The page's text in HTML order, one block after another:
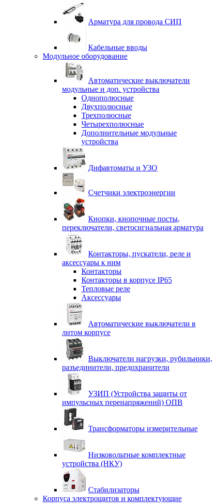
Арматура для провода СИП
Кабельные вводы
Модульное оборудование
Автоматические выключатели
модульные и доп. устройства
Однополюсные
Двухполюсные
Трехполюсные
Четырехполюсные
Дополнительные модульные
устройства
Дифавтоматы и УЗО
Счетчики электроэнергии
Кнопки, кнопочные посты,
переключатели, светосигнальная арматура
Контакторы, пускатели, реле и
аксессуары к ним
Контакторы
Контакторы в корпусе IP65
Тепловые реле
Аксессуары
Автоматические выключатели в
литом корпусе
Выключатели нагрузки, рубильники,
разъединители, предохранители
УЗИП (Устройства защиты от
импульсных перенапряжений) ОПВ
Трансформаторы измерительные
Низковольтные комплектные
устройства (НКУ)
Стабилизаторы
Корпуса электрощитов и комплектующие